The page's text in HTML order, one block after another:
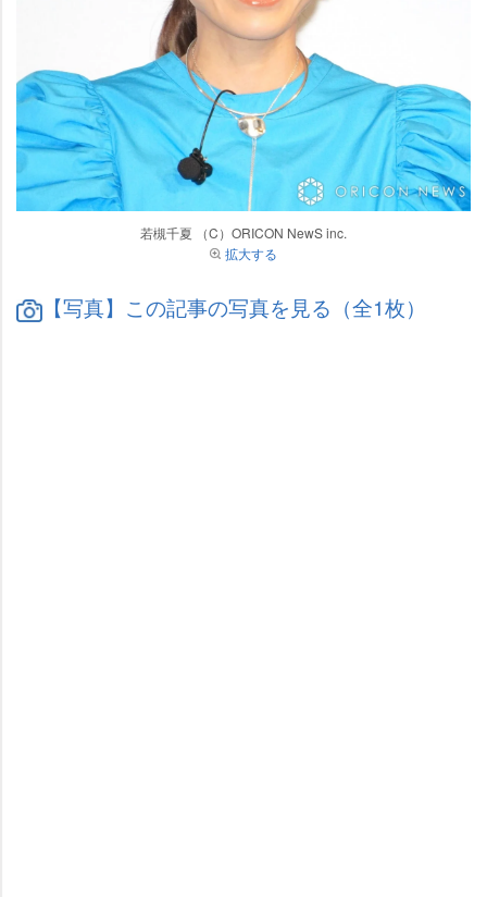
若槻千夏 （C）ORICON NewS inc.
拡大する
【写真】この記事の写真を見る（全1枚）